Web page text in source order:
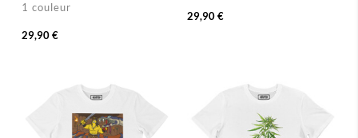
1 couleur
29,90 €
29,90 €